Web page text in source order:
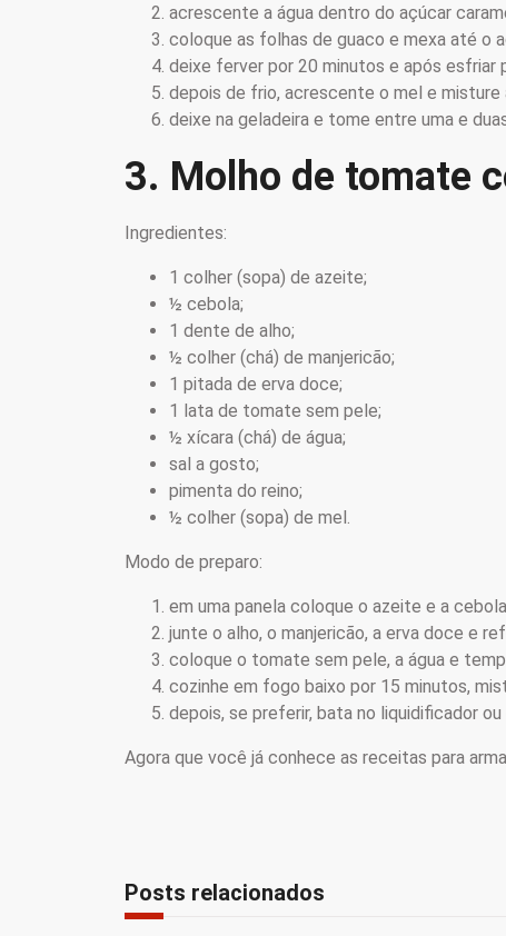
acrescente a água dentro do açúcar
coloque as folhas de guaco e mexa até o
deixe ferver por 20 minutos e após esfriar
depois de frio, acrescente o mel e misture
deixe na geladeira e tome entre uma e
3. Molho de tomate
Ingredientes:
1 colher (sopa) de azeite;
½ cebola;
1 dente de alho;
½ colher (chá) de manjericão;
1 pitada de erva doce;
1 lata de tomate sem pele;
½ xícara (chá) de água;
sal a gosto;
pimenta do reino;
½ colher (sopa) de mel.
Modo de preparo:
em uma panela coloque o azeite e a
junte o alho, o manjericão, a erva doce e
coloque o tomate sem pele, a água e
cozinhe em fogo baixo por 15 minutos,
depois, se preferir, bata no liquidificador
Agora que você já conhece as receitas para
Posts relacionados